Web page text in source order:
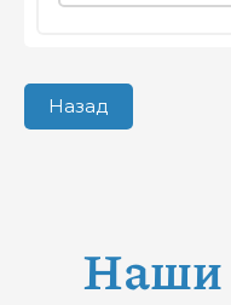
Назад
Наши